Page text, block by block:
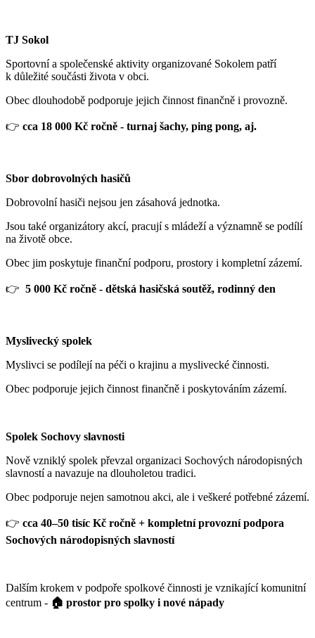
TJ Sokol
Sportovní a společenské aktivity organizované Sokolem patří
k důležité součásti života v obci.
Obec dlouhodobě podporuje jejich činnost finančně i provozně.
👉 cca 18 000 Kč ročně - turnaj šachy, ping pong, aj.
Sbor dobrovolných hasičů
Dobrovolní hasiči nejsou jen zásahová jednotka.
Jsou také organizátory akcí, pracují s mládeží a významně se podílí
na životě obce.
Obec jim poskytuje finanční podporu, prostory i kompletní zázemí.
👉 5 000 Kč ročně - dětská hasičská soutěž, rodinný den
Myslivecký spolek
Myslivci se podílejí na péči o krajinu a myslivecké činnosti.
Obec podporuje jejich činnost finančně i poskytováním zázemí.
Spolek Sochovy slavnosti
Nově vzniklý spolek převzal organizaci Sochových národopisných
slavností a navazuje na dlouholetou tradici.
Obec podporuje nejen samotnou akci, ale i veškeré potřebné zázemí.
👉 cca 40–50 tisíc Kč ročně + kompletní provozní podpora
Sochových národopisných slavností
Dalším krokem v podpoře spolkové činnosti je vznikající komunitní
centrum - 🏠 prostor pro spolky i nové nápady